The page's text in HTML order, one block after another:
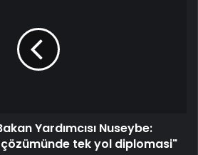
Yardımcısı Nuseybe:
tek yol diplomasi"